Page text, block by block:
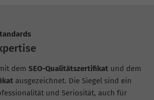
dem SEO-Qualitätszertifikat und dem
ausgezeichnet. Die Siegel sind ein
und Seriosität, auch für